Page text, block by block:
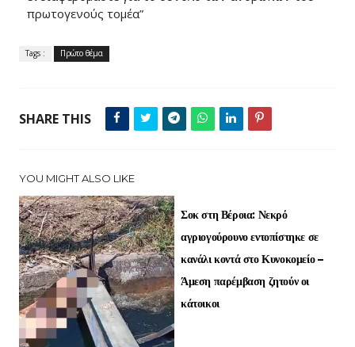
πρωτογενούς τομέα”
Tags : Πρώτο θέμα
SHARE THIS
YOU MIGHT ALSO LIKE
Σοκ στη Βέροια: Νεκρό
αγριογούρουνο εντοπίστηκε σε
κανάλι κοντά στο Κυνοκομείο –
Άμεση παρέμβαση ζητούν οι
κάτοικοι